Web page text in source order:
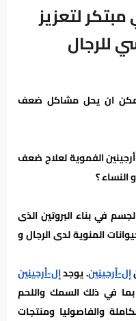
لتعزيز
للرجال
ان يحل مشاكل ضعف
الفموية لعلاج ضعف
النساء ؟
في بناء البروتين الذى
المنوية لدى الرجال و
إل-أرجينين. يوجدإل-أرجينين
بما في ذلك السمك واللحم
والفاصوليا ومنتجات